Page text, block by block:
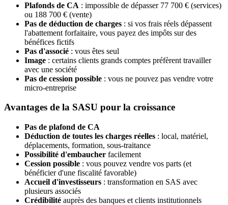
Plafonds de CA : impossible de dépasser 77 700 € (services)
ou 188 700 € (vente)
Pas de déduction de charges : si vos frais réels dépassent
l'abattement forfaitaire, vous payez des impôts sur des
bénéfices fictifs
Pas d'associé : vous êtes seul
Image : certains clients grands comptes préfèrent travailler
avec une société
Pas de cession possible : vous ne pouvez pas vendre votre
micro-entreprise
Avantages de la SASU pour la croissance
Pas de plafond de CA
Déduction de toutes les charges réelles : local, matériel,
déplacements, formation, sous-traitance
Possibilité d'embaucher facilement
Cession possible : vous pouvez vendre vos parts (et
bénéficier d'une fiscalité favorable)
Accueil d'investisseurs : transformation en SAS avec
plusieurs associés
Crédibilité auprès des banques et clients institutionnels